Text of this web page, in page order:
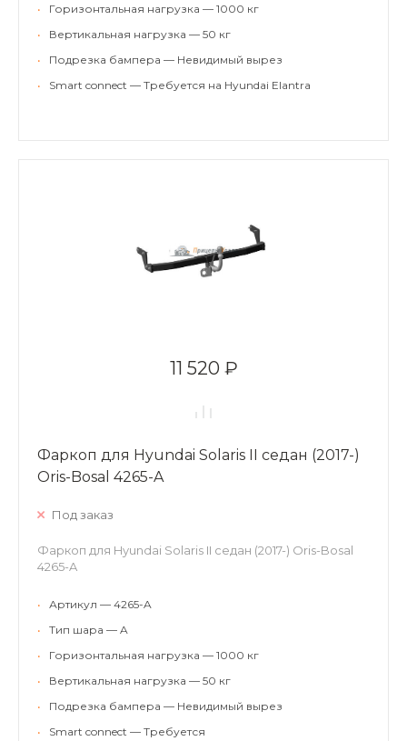
•
Горизонтальная нагрузка — 1000 кг
•
Вертикальная нагрузка — 50 кг
•
Подрезка бампера — Невидимый вырез
•
Smart connect — Требуется на Hyundai Elantra
11 520 ₽
Фаркоп для Hyundai Solaris II седан (2017-)
Oris-Bosal 4265-A
Под заказ
Фаркоп для Hyundai Solaris II седан (2017-) Oris-Bosal
4265-A
•
Артикул — 4265-A
•
Тип шара — A
•
Горизонтальная нагрузка — 1000 кг
•
Вертикальная нагрузка — 50 кг
•
Подрезка бампера — Невидимый вырез
•
Smart connect — Требуется